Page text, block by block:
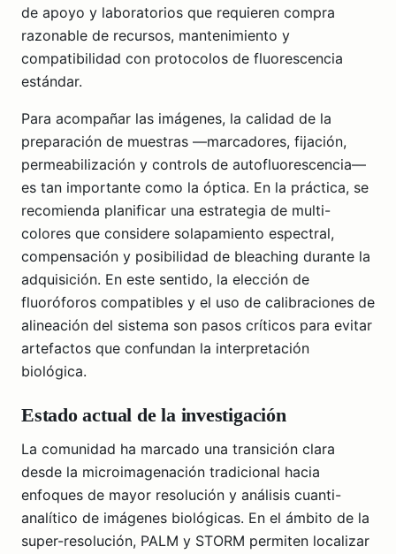
de apoyo y laboratorios que requieren compra
razonable de recursos, mantenimiento y
compatibilidad con protocolos de fluorescencia
estándar.
Para acompañar las imágenes, la calidad de la
preparación de muestras —marcadores, fijación,
permeabilización y controls de autofluorescencia—
es tan importante como la óptica. En la práctica, se
recomienda planificar una estrategia de multi-
colores que considere solapamiento espectral,
compensación y posibilidad de bleaching durante la
adquisición. En este sentido, la elección de
fluoróforos compatibles y el uso de calibraciones de
alineación del sistema son pasos críticos para evitar
artefactos que confundan la interpretación
biológica.
Estado actual de la investigación
La comunidad ha marcado una transición clara
desde la microimagenación tradicional hacia
enfoques de mayor resolución y análisis cuanti-
analítico de imágenes biológicas. En el ámbito de la
super-resolución, PALM y STORM permiten localizar